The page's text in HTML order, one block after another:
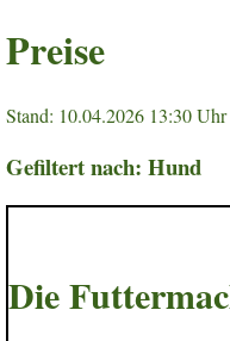
Preise
Stand: 10.04.2026 13:30 Uhr
Gefiltert nach: Hund
Die